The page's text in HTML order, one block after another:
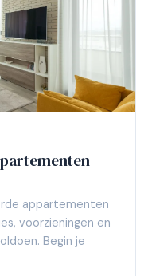
appartementen
voorzieningen en
Begin je